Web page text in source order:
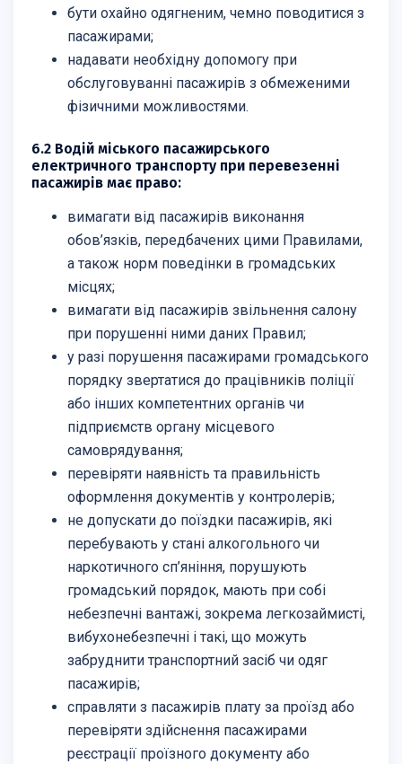
бути охайно одягненим, чемно поводитися з
пасажирами;
надавати необхідну допомогу при
обслуговуванні пасажирів з обмеженими
фізичними можливостями.
6.2 Водій міського пасажирського
електричного транспорту при перевезенні
пасажирів має право:
вимагати від пасажирів виконання
обов’язків, передбачених цими Правилами,
а також норм поведінки в громадських
місцях;
вимагати від пасажирів звільнення салону
при порушенні ними даних Правил;
у разі порушення пасажирами громадського
порядку звертатися до працівників поліції
або інших компетентних органів чи
підприємств органу місцевого
самоврядування;
перевіряти наявність та правильність
оформлення документів у контролерів;
не допускати до поїздки пасажирів, які
перебувають у стані алкогольного чи
наркотичного сп’яніння, порушують
громадський порядок, мають при собі
небезпечні вантажі, зокрема легкозаймисті,
вибухонебезпечні і такі, що можуть
забруднити транспортний засіб чи одяг
пасажирів;
справляти з пасажирів плату за проїзд або
перевіряти здійснення пасажирами
реєстрації проїзного документу або